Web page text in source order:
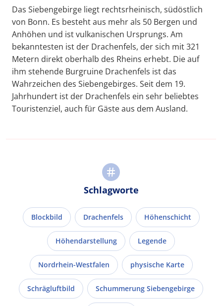
Das Siebengebirge liegt rechtsrheinisch, südöstlich
von Bonn. Es besteht aus mehr als 50 Bergen und
Anhöhen und ist vulkanischen Ursprungs. Am
bekanntesten ist der Drachenfels, der sich mit 321
Metern direkt oberhalb des Rheins erhebt. Die auf
ihm stehende Burgruine Drachenfels ist das
Wahrzeichen des Siebengebirges. Seit dem 19.
Jahrhundert ist der Drachenfels ein sehr beliebtes
Touristenziel, auch für Gäste aus dem Ausland.
Schlagworte
Blockbild Drachenfels Höhenschicht
Höhendarstellung Legende
Nordrhein-Westfalen physische Karte
Schrägluftbild Schummerung Siebengebirge